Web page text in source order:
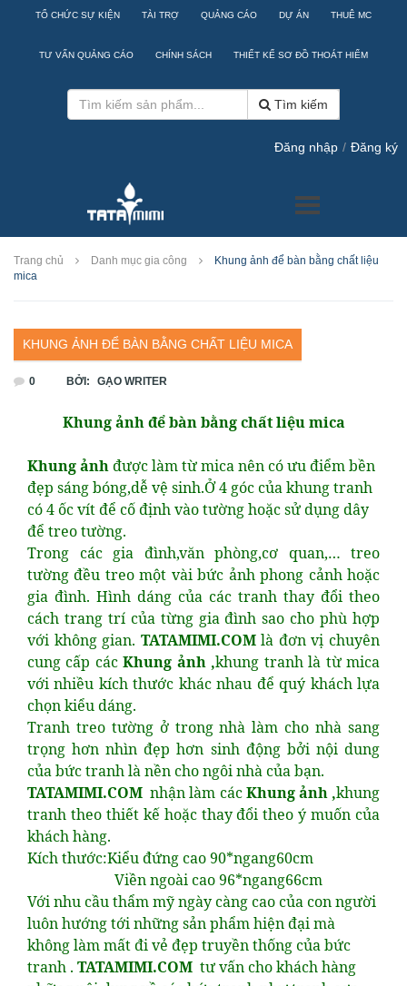
TỔ CHỨC SỰ KIỆN TÀI TRỢ QUẢNG CÁO DỰ ÁN THUÊ MC
TƯ VẤN QUẢNG CÁO CHÍNH SÁCH THIẾT KẾ SƠ ĐỒ THOÁT HIỂM
Tìm kiếm
Đăng nhập / Đăng ký
Trang chủ Danh mục gia công
Khung ảnh để bàn bằng chất liệu
mica
KHUNG ẢNH ĐỂ BÀN BẰNG CHẤT LIỆU MICA
0 BỞI: GẠO WRITER
Khung ảnh để bàn bằng chất liệu mica
Khung ảnhđược làm từ mica nên có ưu điểm bền
đẹp sáng bóng,dễ vệ sinh.Ở 4 góc của khung tranh
có 4 ốc vít để cố định vào tường hoặc sử dụng dây
để treo tường.
Trong các gia đình,văn phòng,cơ quan,… treo
tường đều treo một vài bức ảnh phong cảnh hoặc
gia đình. Hình dáng của các tranh thay đổi theo
cách trang trí của từng gia đình sao cho phù hợp
với không gian. TATAMIMI.COMlà đơn vị chuyên
cung cấp cácKhung ảnh ,khung tranh là từ mica
với nhiều kích thước khác nhau để quý khách lựa
chọn kiểu dáng.
Tranh treo tường ở trong nhà làm cho nhà sang
trọng hơn nhìn đẹp hơn sinh động bởi nội dung
của bức tranh là nền cho ngôi nhà của bạn.
TATAMIMI.COM nhận làm cácKhung ảnh ,khung
tranh theo thiết kế hoặc thay đổi theo ý muốn của
khách hàng.
Kích thước:Kiểu đứng cao 90*ngang60cm
Viền ngoài cao 96*ngang66cm
Với nhu cầu thẩm mỹ ngày càng cao của con người
luôn hướng tới những sản phẩm hiện đại mà
không làm mất đi vẻ đẹp truyền thống của bức
tranh . TATAMIMI.COM tư vấn cho khách hàng